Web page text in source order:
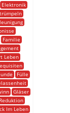
Elektronik
Familie
Leben
Fülle
Gläser
Im Leben